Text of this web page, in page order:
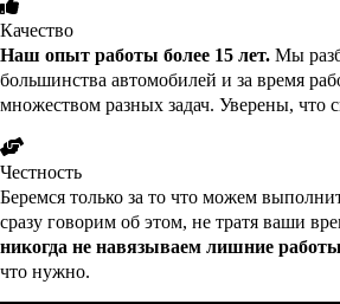
Качество
Наш опыт работы более 15 лет. Мы
большинства автомобилей и за время
множеством разных задач. Уверены, что
Честность
Беремся только за то что можем
сразу говорим об этом, не тратя ваши
никогда не навязываем лишние работы
что нужно.